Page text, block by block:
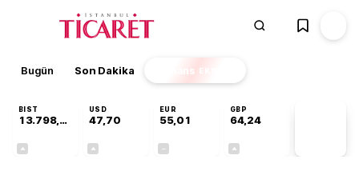
Bugün Son Dakika Finans EKSTRA
BIST
13.798,82
USD
47,70
EUR
55,01
GBP
64,24